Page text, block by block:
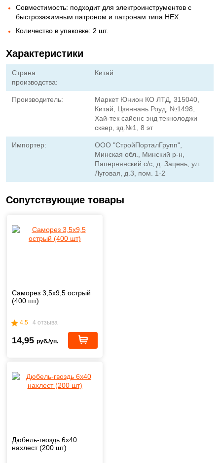
Совместимость: подходит для электроинструментов с
быстрозажимным патроном и патронам типа НЕХ.
Количество в упаковке: 2 шт.
Характеристики
Страна
производства:
Китай
Производитель:
Маркет Юнион КО ЛТД, 315040,
Китай, Цзяннань Роуд, №1498,
Хай-тек сайенс энд текнолоджи
сквер, зд.№1, 8 эт
Импортер:
ООО "СтройПорталГрупп",
Минская обл., Минский р-н,
Папернянский с/с, д. Зацень, ул.
Луговая, д.3, пом. 1-2
Сопутствующие товары
Саморез 3,5x9,5 острый
(400 шт)
4.5 4 отзыва
14,95 руб./уп.
Дюбель-гвоздь 6х40
нахлест (200 шт)